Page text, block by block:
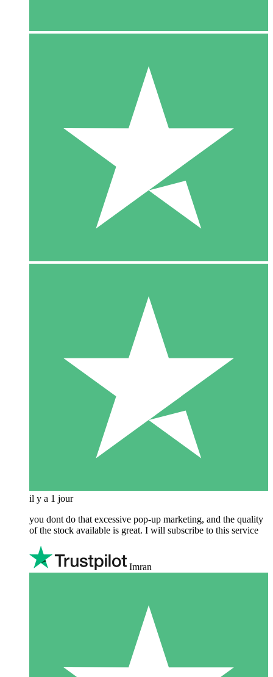
il y a 1 jour
you dont do that excessive pop-up marketing, and the quality
of the stock available is great. I will subscribe to this service
Imran